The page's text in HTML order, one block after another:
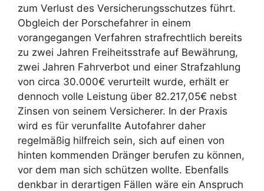
zum Verlust des Versicherungsschutzes führt.
Obgleich der Porschefahrer in einem
vorangegangen Verfahren strafrechtlich bereits
zu zwei Jahren Freiheitsstrafe auf Bewährung,
zwei Jahren Fahrverbot und einer Strafzahlung
von circa 30.000€ verurteilt wurde, erhält er
dennoch volle Leistung über 82.217,05€ nebst
Zinsen von seinem Versicherer. In der Praxis
wird es für verunfallte Autofahrer daher
regelmäßig hilfreich sein, sich auf einen von
hinten kommenden Dränger berufen zu können,
vor dem man sich schützen wollte. Ebenfalls
denkbar in derartigen Fällen wäre ein Anspruch